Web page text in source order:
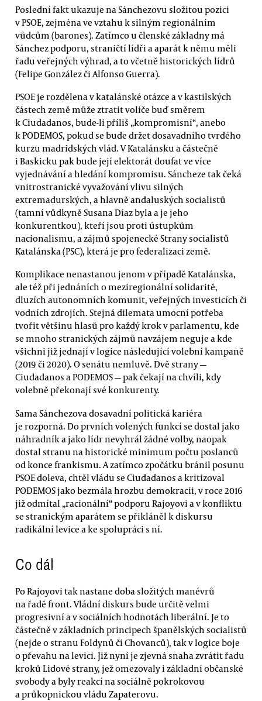
Poslední fakt ukazuje na Sánchezovu složitou pozici
v PSOE, zejména ve vztahu k silným regionálním
vůdcům (barones). Zatímco u členské základny má
Sánchez podporu, straničtí lídři a aparát k němu měli
řadu veřejných výhrad, a to včetně historických lídrů
(Felipe González či Alfonso Guerra).
PSOE je rozdělena v katalánské otázce a v kastilských
částech země může ztratit voliče buď směrem
k Ciudadanos, bude-li příliš „kompromisní“, anebo
k PODEMOS, pokud se bude držet dosavadního tvrdého
kurzu madridských vlád. V Katalánsku a částečně
i Baskicku pak bude její elektorát doufat ve více
vyjednávání a hledání kompromisu. Sáncheze tak čeká
vnitrostranické vyvažování vlivu silných
extremadurských, a hlavně andaluských socialistů
(tamní vůdkyně Susana Díaz byla a je jeho
konkurentkou), kteří jsou proti ústupkům
nacionalismu, a zájmů spojenecké Strany socialistů
Katalánska (PSC), která je pro federalizaci země.
Komplikace nenastanou jenom v případě Katalánska,
ale též při jednáních o meziregionální solidaritě,
dluzích autonomních komunit, veřejných investicích či
vodních zdrojích. Stejná dilemata umocní potřeba
tvořit většinu hlasů pro každý krok v parlamentu, kde
se mnoho stranických zájmů navzájem neguje a kde
všichni již jednají v logice následující volební kampaně
(2019 či 2020). O senátu nemluvě. Dvě strany —
Ciudadanos a PODEMOS — pak čekají na chvíli, kdy
volebně překonají své konkurenty.
Sama Sánchezova dosavadní politická kariéra
je rozporná. Do prvních volených funkcí se dostal jako
náhradník a jako lídr nevyhrál žádné volby, naopak
dostal stranu na historické minimum počtu poslanců
od konce frankismu. A zatímco zpočátku bránil posunu
PSOE doleva, chtěl vládu se Ciudadanos a kritizoval
PODEMOS jako bezmála hrozbu demokracii, v roce 2016
již odmítal „racionální“ podporu Rajoyovi a v konfliktu
se stranickým aparátem se přikláněl k diskursu
radikální levice a ke spolupráci s ní.
Co dál
Po Rajoyovi tak nastane doba složitých manévrů
na řadě front. Vládní diskurs bude určitě velmi
progresivní a v sociálních hodnotách liberální. Je to
částečně v základních principech španělských socialistů
(nejde o stranu Foldynů či Chovanců), tak v logice boje
o převahu na levici. Již nyní je zjevná snaha zvrátit řadu
kroků Lidové strany, jež omezovaly i základní občanské
svobody a byly reakcí na sociálně pokrokovou
a průkopnickou vládu Zapaterovu.